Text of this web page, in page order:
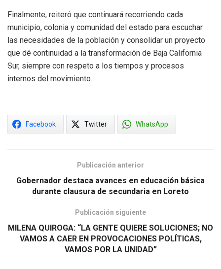
Finalmente, reiteró que continuará recorriendo cada
municipio, colonia y comunidad del estado para escuchar
las necesidades de la población y consolidar un proyecto
que dé continuidad a la transformación de Baja California
Sur, siempre con respeto a los tiempos y procesos
internos del movimiento.
Facebook Twitter WhatsApp
Publicación anterior
Gobernador destaca avances en educación básica
durante clausura de secundaria en Loreto
Publicación siguiente
MILENA QUIROGA: “LA GENTE QUIERE SOLUCIONES; NO
VAMOS A CAER EN PROVOCACIONES POLÍTICAS,
VAMOS POR LA UNIDAD”